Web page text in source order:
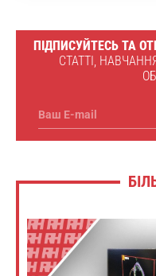
ПІДПИСУЙТЕСЬ ТА
СТАТТІ,
Ваш E-mail